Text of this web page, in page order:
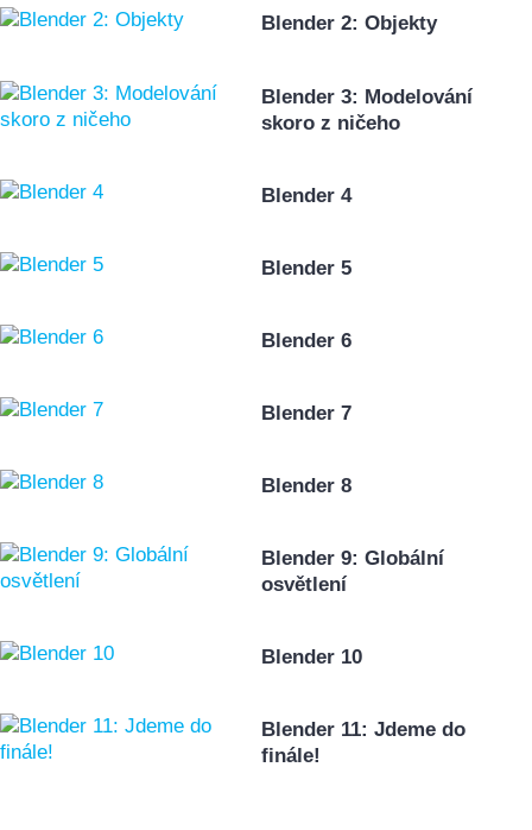
Blender 2: Objekty
Blender 3: Modelování
skoro z ničeho
Blender 4
Blender 5
Blender 6
Blender 7
Blender 8
Blender 9: Globální
osvětlení
Blender 10
Blender 11: Jdeme do
finále!